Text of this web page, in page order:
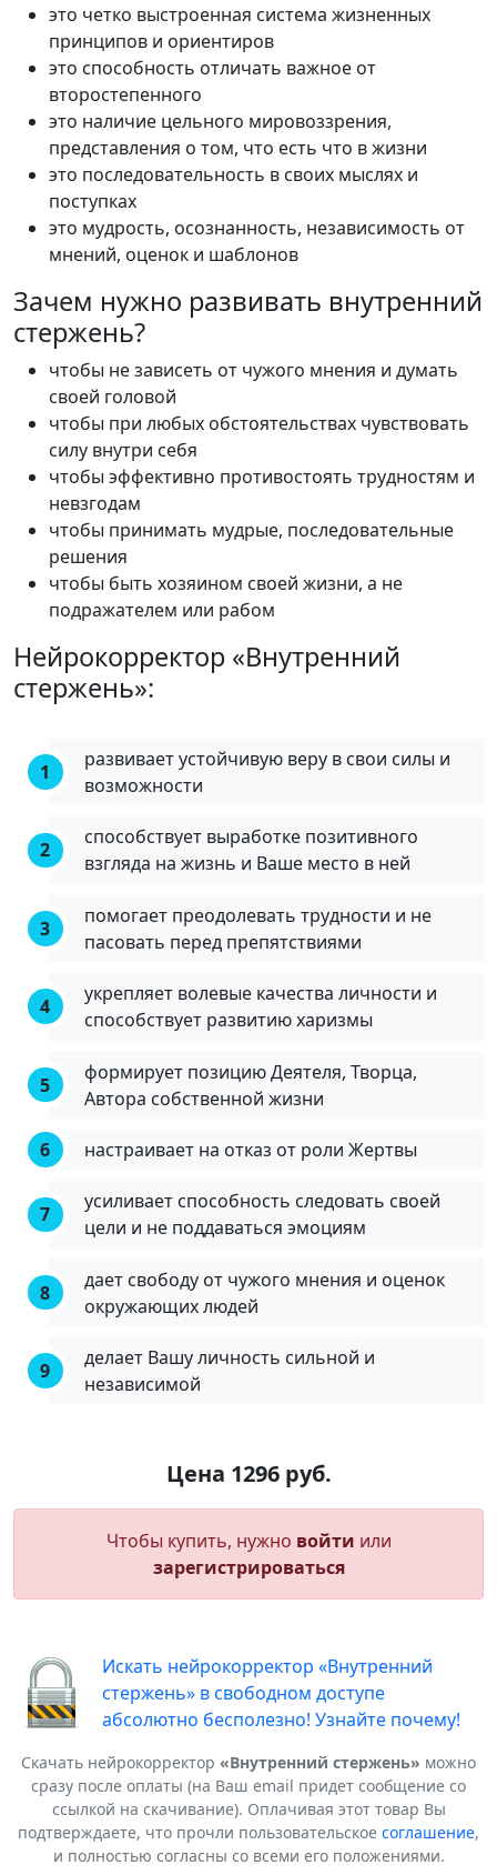
это четко выстроенная система жизненных
принципов и ориентиров
это способность отличать важное от
второстепенного
это наличие цельного мировоззрения,
представления о том, что есть что в жизни
это последовательность в своих мыслях и
поступках
это мудрость, осознанность, независимость от
мнений, оценок и шаблонов
Зачем нужно развивать внутренний
стержень?
чтобы не зависеть от чужого мнения и думать
своей головой
чтобы при любых обстоятельствах чувствовать
силу внутри себя
чтобы эффективно противостоять трудностям и
невзгодам
чтобы принимать мудрые, последовательные
решения
чтобы быть хозяином своей жизни, а не
подражателем или рабом
Нейрокорректор «Внутренний
стержень»:
развивает устойчивую веру в свои силы и
возможности
способствует выработке позитивного
взгляда на жизнь и Ваше место в ней
помогает преодолевать трудности и не
пасовать перед препятствиями
укрепляет волевые качества личности и
способствует развитию харизмы
формирует позицию Деятеля, Творца,
Автора собственной жизни
настраивает на отказ от роли Жертвы
усиливает способность следовать своей
цели и не поддаваться эмоциям
дает свободу от чужого мнения и оценок
окружающих людей
делает Вашу личность сильной и
независимой
Цена 1296 руб.
Чтобы купить, нужно войти или
зарегистрироваться
Искать нейрокорректор «Внутренний
стержень» в свободном доступе
абсолютно бесполезно! Узнайте почему!
Скачать нейрокорректор «Внутренний стержень» можно
сразу после оплаты (на Ваш email придет сообщение со
ссылкой на скачивание). Оплачивая этот товар Вы
подтверждаете, что прочли пользовательское соглашение,
и полностью согласны со всеми его положениями.